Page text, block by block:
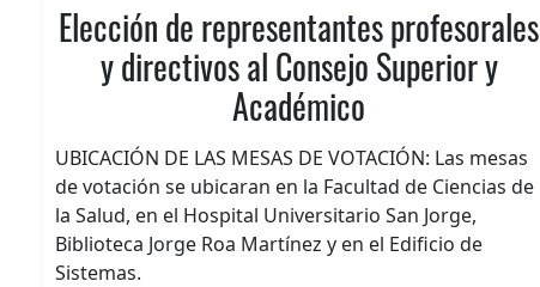
Elección de representantes profesorales
y directivos al Consejo Superior y
Académico
UBICACIÓN DE LAS MESAS DE VOTACIÓN: Las mesas
de votación se ubicaran en la Facultad de Ciencias de
la Salud, en el Hospital Universitario San Jorge,
Biblioteca Jorge Roa Martínez y en el Edificio de
Sistemas.